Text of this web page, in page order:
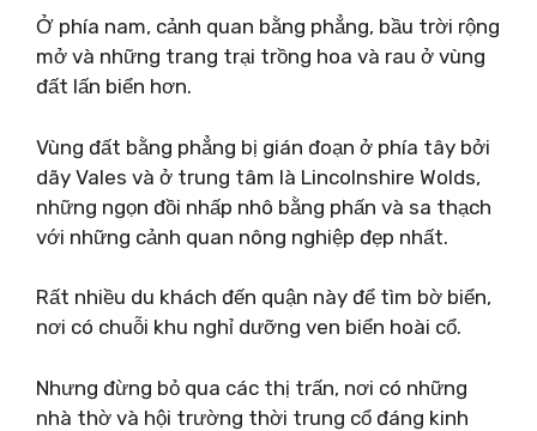
Ở phía nam, cảnh quan bằng phẳng, bầu trời rộng
mở và những trang trại trồng hoa và rau ở vùng
đất lấn biển hơn.
Vùng đất bằng phẳng bị gián đoạn ở phía tây bởi
dãy Vales và ở trung tâm là Lincolnshire Wolds,
những ngọn đồi nhấp nhô bằng phấn và sa thạch
với những cảnh quan nông nghiệp đẹp nhất.
Rất nhiều du khách đến quận này để tìm bờ biển,
nơi có chuỗi khu nghỉ dưỡng ven biển hoài cổ.
Nhưng đừng bỏ qua các thị trấn, nơi có những
nhà thờ và hội trường thời trung cổ đáng kinh